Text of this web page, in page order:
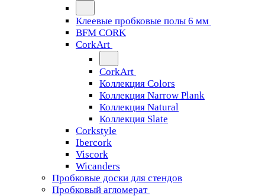
Клеевые пробковые полы 6 мм
BFM CORK
CorkArt
CorkArt
Коллекция Colors
Коллекция Narrow Plank
Коллекция Natural
Коллекция Slate
Corkstyle
Ibercork
Viscork
Wicanders
Пробковые доски для стендов
Пробковый агломерат